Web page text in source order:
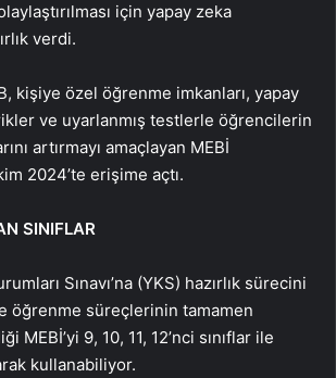
için yapay zeka
verdi.
kişiye özel öğrenme imkanları, yapay
ve uyarlanmış testlerle öğrencilerin
artırmayı amaçlayan MEBİ
2024’te erişime açtı.
SINIFLAR
Sınavı’na (YKS) hazırlık sürecini
öğrenme süreçlerinin tamamen
MEBİ’yi 9, 10, 11, 12’nci sınıflar ile
kullanabiliyor.